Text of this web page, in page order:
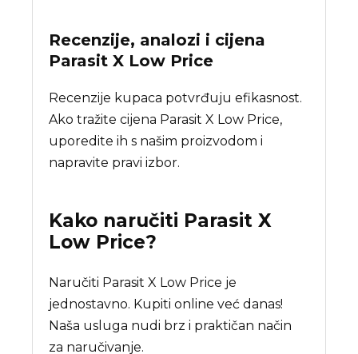
Recenzije, analozi i cijena
Parasit X Low Price
Recenzije kupaca potvrđuju efikasnost.
Ako tražite cijena Parasit X Low Price,
uporedite ih s našim proizvodom i
napravite pravi izbor.
Kako naručiti Parasit X
Low Price?
Naručiti Parasit X Low Price je
jednostavno. Kupiti online već danas!
Naša usluga nudi brz i praktičan način
za naručivanje.